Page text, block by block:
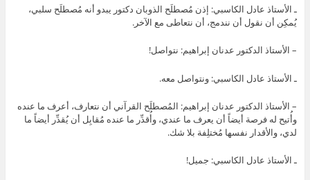
ـ الأستاذ عادل الكاسبي: إذن مُصطلَح الذوبان دكتور يبدو أنه مُصطلَح سلبي،
يُمكِن أن نقول أن نندمج، أن نتعاطى مع الآخر.
– الأستاذ الدكتور عدنان إبراهيم: نتواصل!
ـ الأستاذ عادل الكاسبي: ونتواصل معه.
– الأستاذ الدكتور عدنان إبراهيم: المُصطلَح القرآني أن نتعارف، أعرف ما عنده
وأُتيح له فرصة أيضاً أن يعرف ما عندي، وأُقدِّر ما عنده مُقابِل أن يُقدِّر أيضاً ما
لدي، والأقدار نفسها مُختلِفة بلا شك.
ـ الأستاذ عادل الكاسبي: جميل!